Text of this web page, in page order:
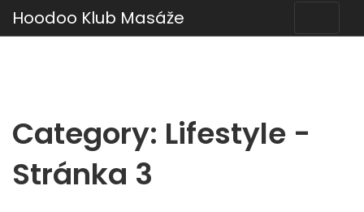
Hoodoo Klub Masáže
Category: Lifestyle -
Stránka 3